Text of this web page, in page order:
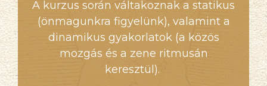
A kurzus során váltakoznak a statikus
(önmagunkra figyelünk), valamint a
dinamikus gyakorlatok (a közös
mozgás és a zene ritmusán
keresztül).